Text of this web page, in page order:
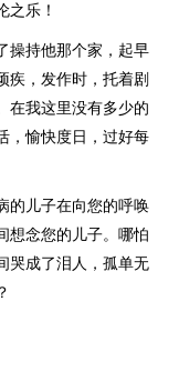
之乐！
操持他那个家，起早
疾，发作时，托着剧
在我这里没有多少的
，愉快度日，过好每
的儿子在向您的呼唤
想念您的儿子。哪怕
哭成了泪人，孤单无